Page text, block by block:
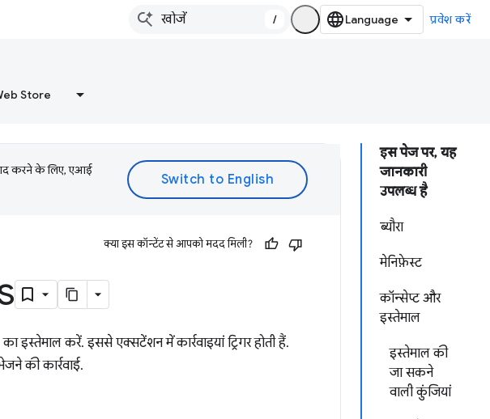
/ प्रवेश करें
Store
इस पेज पर, यह
जानकारी
उपलब्ध है
ब्यौरा
मेनिफ़ेस्ट
कॉन्सेप्ट और
इस्तेमाल
इस्तेमाल की
जा सकने
वाली कुंजियां
करने के लिए, एआई
क्या इस कॉन्टेंट से आपको मदद मिली?
करें. इससे एक्सटेंशन में कार्रवाइयां ट्रिगर होती हैं.
की कार्रवाई.